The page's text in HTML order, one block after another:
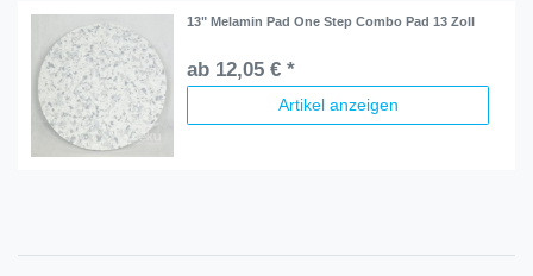
13" Melamin Pad One Step Combo Pad 13 Zoll
ab 12,05 € *
Artikel anzeigen